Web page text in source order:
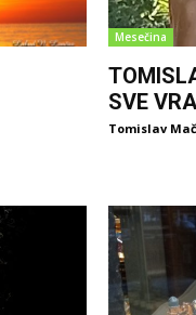
Mesečina
SVE
Tomislav